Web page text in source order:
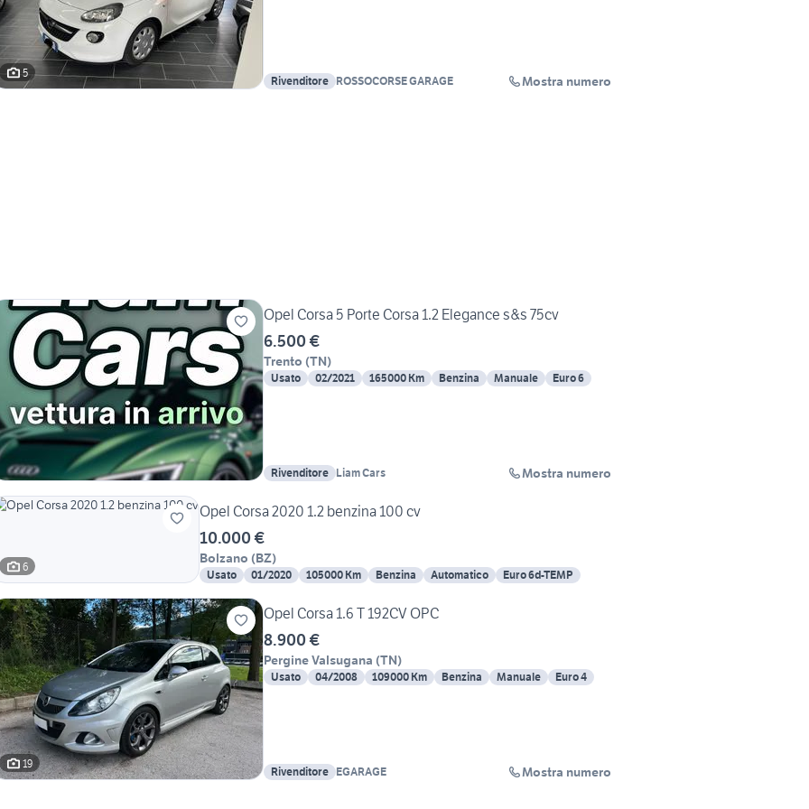
5
Rivenditore ROSSOCORSE GARAGE Mostra numero
Opel Corsa 5 Porte Corsa 1.2 Elegance s&s 75cv
6.500 €
Trento (TN)
Usato 02/2021 165000 Km Benzina Manuale Euro 6
Rivenditore Liam Cars Mostra numero
6
Opel Corsa 2020 1.2 benzina 100 cv
10.000 €
Bolzano (BZ)
Usato 01/2020 105000 Km Benzina Automatico Euro 6d-TEMP
19
Opel Corsa 1.6 T 192CV OPC
8.900 €
Pergine Valsugana (TN)
Usato 04/2008 109000 Km Benzina Manuale Euro 4
Rivenditore EGARAGE Mostra numero